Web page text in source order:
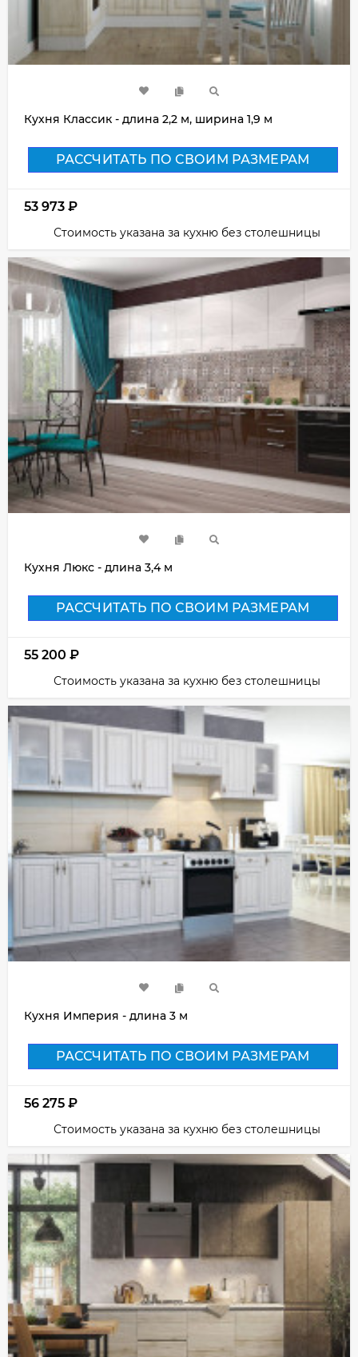
Кухня Классик - длина 2,2 м, ширина 1,9 м
РАССЧИТАТЬ ПО СВОИМ РАЗМЕРАМ
53 973 ₽
Стоимость указана за кухню без столешницы
Кухня Люкс - длина 3,4 м
РАССЧИТАТЬ ПО СВОИМ РАЗМЕРАМ
55 200 ₽
Стоимость указана за кухню без столешницы
Кухня Империя - длина 3 м
РАССЧИТАТЬ ПО СВОИМ РАЗМЕРАМ
56 275 ₽
Стоимость указана за кухню без столешницы